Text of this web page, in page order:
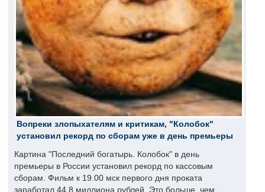
Вопреки злопыхателям и критикам, "Колобок"
установил рекорд по сборам уже в день премьеры
Картина "Последний богатырь. Колобок" в день
премьеры в России установил рекорд по кассовым
сборам. Фильм к 19.00 мск первого дня проката
заработал 44,8 миллиона рублей. Это больше, чем